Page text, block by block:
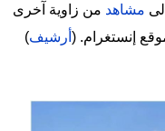
مشاهد من زاوية آخرى
إنستغرام. ( أرشيف)